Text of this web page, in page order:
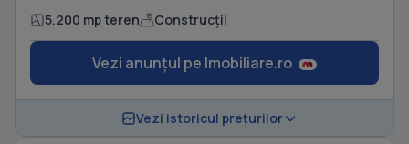
5.200 mp teren Construcții
Vezi anunțul pe Imobiliare.ro
Vezi istoricul prețurilor